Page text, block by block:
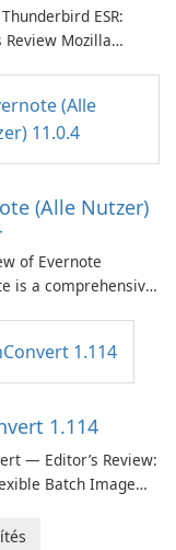
ESR:
Review Mozilla
Release) is the long-
channel of the
desktop email
for
…
(Alle Nutzer)
of Evernote
is a comprehensive
designed to help
organize, and
across
1.114
— Editor’s Review:
Batch Image
XnConvert